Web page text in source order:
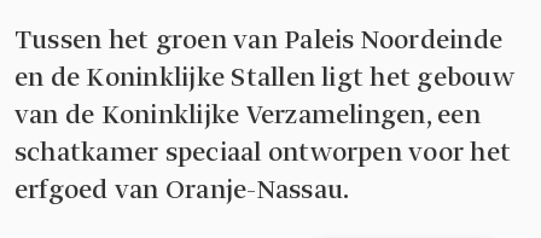
Tussen het groen van Paleis Noordeinde
en de Koninklijke Stallen ligt het gebouw
van de Koninklijke Verzamelingen, een
schatkamer speciaal ontworpen voor het
erfgoed van Oranje-Nassau.